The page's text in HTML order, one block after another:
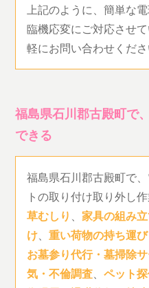
上記のように、簡単な
臨機応変にご対応させ
軽にお問い合わせくださ
福島県石川郡古殿町で
できる
福島県石川郡古殿町で
トの取り付け取り外し
草むしり 、家具の組み
け、重い荷物の持ち運
お墓参り代行・墓掃除
気・不倫調査、ペット